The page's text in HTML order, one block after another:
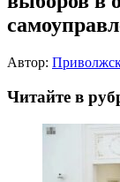
Автор:
Читайте в